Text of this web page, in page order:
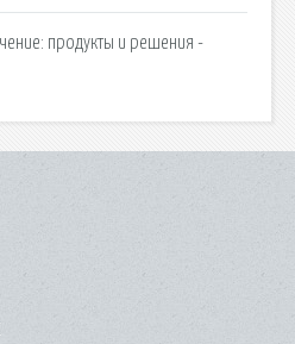
продукты и решения -